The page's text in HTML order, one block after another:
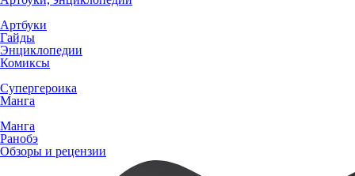
Артбуки
Гайды
Энциклопедии
Комиксы
Супергероика
Манга
Манга
Ранобэ
Обзоры и рецензии